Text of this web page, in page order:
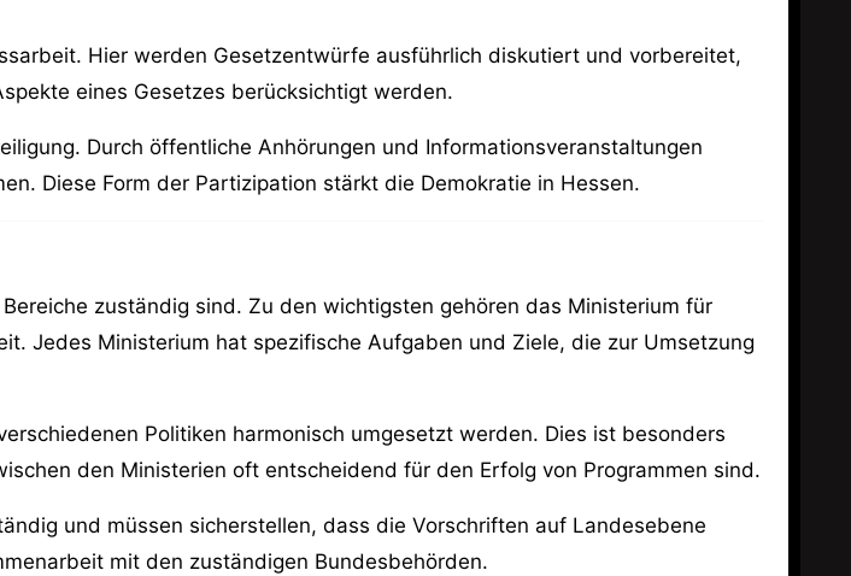
Hier werden Gesetzentwürfe ausführlich diskutiert und vorbereitet,
eines Gesetzes berücksichtigt werden.
Durch öffentliche Anhörungen und Informationsveranstaltungen
Diese Form der Partizipation stärkt die Demokratie in Hessen.
zuständig sind. Zu den wichtigsten gehören das Ministerium für
Jedes Ministerium hat spezifische Aufgaben und Ziele, die zur Umsetzung
Politiken harmonisch umgesetzt werden. Dies ist besonders
den Ministerien oft entscheidend für den Erfolg von Programmen sind.
und müssen sicherstellen, dass die Vorschriften auf Landesebene
mit den zuständigen Bundesbehörden.